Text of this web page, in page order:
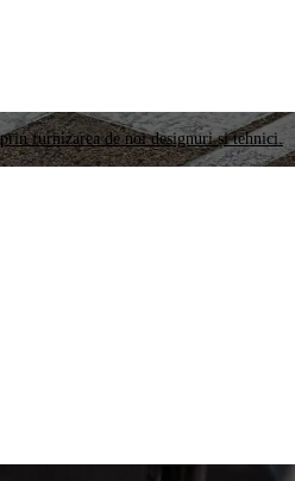
furnizarea de noi designuri și tehnici.